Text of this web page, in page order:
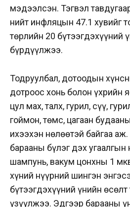
мэдээлсэн. Тэгвэл
нийт инфляцын 47.1 хувийг
төрлийн 20 бүтээгдэхүүний
бүрдүүлжээ.
Тодруулбал, дотоодын
дотроос хонь болон үхрийн
цул мах, талх, гурил, сүү,
гоймон, төмс, цагаан
ихээхэн нөлөөтэй байгаа
барааны бүлэг дэх угаалгын
шампунь, вакум цонхны 1
хүний нүүрний шингэн
бүтээгдэхүүний үнийн
үзүүлжээ. Эдгээр барааны